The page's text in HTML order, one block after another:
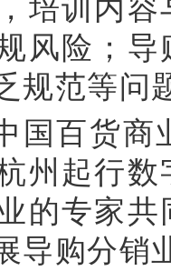
风险；
规范等问
国百货
州起行
的专家
导购分销